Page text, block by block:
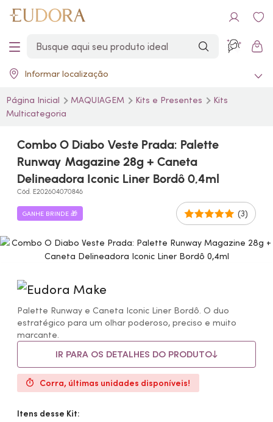
Informar localização
Página Inicial MAQUIAGEM Kits e Presentes
Kits
Multicategoria
Combo O Diabo Veste Prada: Palette
Runway Magazine 28g + Caneta
Delineadora Iconic Liner Bordô 0,4ml
Cód. E202604070846
GANHE BRINDE 🎁 (3)
Palette Runway e Caneta Iconic Liner Bordô. O duo
estratégico para um olhar poderoso, preciso e muito
marcante.
IR PARA OS DETALHES DO PRODUTO
Corra, últimas unidades disponíveis!
Itens desse Kit: